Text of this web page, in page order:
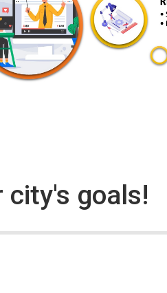
city's goals!